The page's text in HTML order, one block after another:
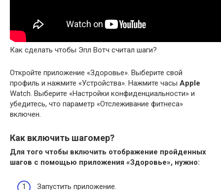
Как сделать чтобы Эпл Вотч считал шаги?
Откройте приложение «Здоровье». Выберите свой
профиль и нажмите «Устройства». Нажмите часы Apple
Watch. Выберите «Настройки конфиденциальности» и
убедитесь, что параметр «Отслеживание фитнеса»
включен.
Как включить шагомер?
Для того чтобы включить отображение пройденных
шагов с помощью приложения «Здоровье», нужно:
Запустить приложение.